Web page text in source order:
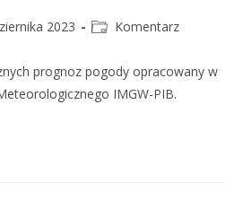
2023 Komentarz
prognoz pogody opracowany w
IMGW-PIB.